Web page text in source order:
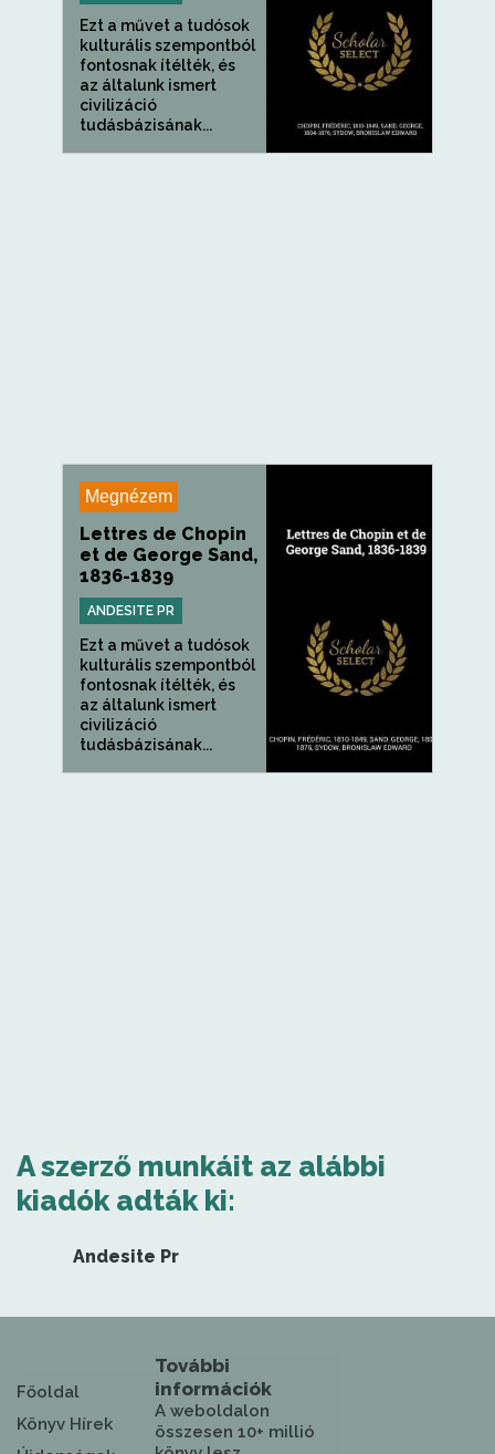
Ezt a művet a tudósok
kulturális szempontból
fontosnak ítélték, és
az általunk ismert
civilizáció
tudásbázisának...
Megnézem
Lettres de Chopin
et de George Sand,
1836-1839
ANDESITE PR
Ezt a művet a tudósok
kulturális szempontból
fontosnak ítélték, és
az általunk ismert
civilizáció
tudásbázisának...
A szerző munkáit az alábbi
kiadók adták ki:
Andesite Pr
Főoldal
Könyv Hírek
További
információk
A weboldalon
összesen 10+ millió